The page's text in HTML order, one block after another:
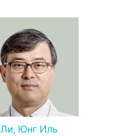
Ли, Юнг Иль